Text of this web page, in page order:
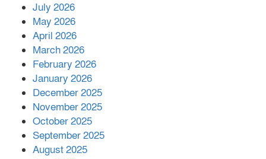
পর ফোন তারেক রহমানের,গ্যাস সঙ্কট
July 2026
May 2026
April 2026
March 2026
February 2026
January 2026
December 2025
November 2025
October 2025
September 2025
August 2025